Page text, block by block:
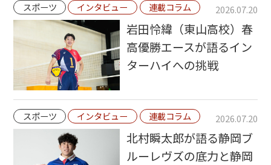
スポーツ インタビュー 連載コラム 2026.07.20
岩田怜緯（東山高校）春
高優勝エースが語るイン
ターハイへの挑戦
スポーツ インタビュー 連載コラム 2026.07.20
北村瞬太郎が語る静岡ブ
ルーレヴズの底力と静岡